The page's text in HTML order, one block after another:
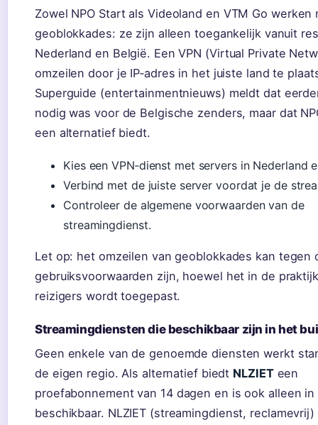
Zowel NPO Start als Videoland en VTM Go werken
geoblokkades: ze zijn alleen toegankelijk vanuit
Nederland en België. Een VPN (Virtual Private
omzeilen door je IP‑adres in het juiste land te
Superguide (entertainmentnieuws) meldt dat
nodig was voor de Belgische zenders, maar dat
een alternatief biedt.
Kies een VPN‑dienst met servers in Nederland
Verbind met de juiste server voordat je de
Controleer de algemene voorwaarden van de
streamingdienst.
Let op: het omzeilen van geoblokkades kan tegen
gebruiksvoorwaarden zijn, hoewel het in de
reizigers wordt toegepast.
Streamingdiensten die beschikbaar zijn in het
Geen enkele van de genoemde diensten werkt
de eigen regio. Als alternatief biedt NLZIETeen
proefabonnement van 14 dagen en is ook alleen in
beschikbaar. NLZIET (streamingdienst,